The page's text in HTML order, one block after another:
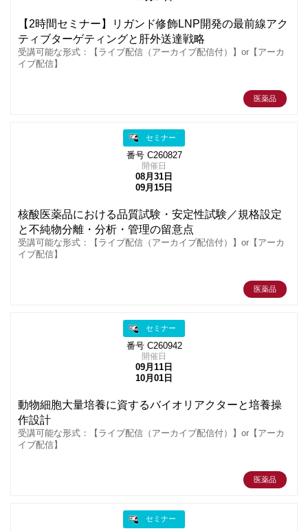
【2時間セミナー】リガンド修飾LNP開発の最前線アク
ティブターゲティングと肝外送達戦略
受講可能な形式：【ライブ配信（アーカイブ配信付）】or【アーカ
イブ配信】
医薬品
セミナー
番号 C260827
開催日
08月31日
09月15日
核酸医薬品における品質試験・安定性試験／規格設定
と不純物分離・分析・管理の留意点
受講可能な形式：【ライブ配信（アーカイブ配信付）】or【アーカ
イブ配信】
医薬品
セミナー
番号 C260942
開催日
09月11日
10月01日
動物細胞大量培養に資するバイオリアクターと培養操
作設計
受講可能な形式：【ライブ配信（アーカイブ配信付）】or【アーカ
イブ配信】
医薬品
セミナー